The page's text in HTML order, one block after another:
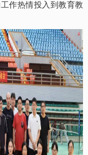
作热情投入到教育教